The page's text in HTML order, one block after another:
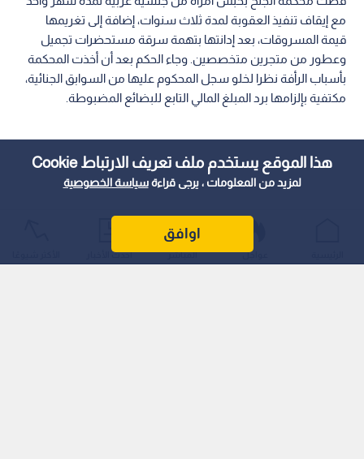
هذا الموقع يستخدم ملف تعريف الارتباط Cookie
لمزيد من المعلومات ، يرجى قراءةسياسة الخصوصية
اوافق
مع إيقاف تنفيذ العقوبة لمدة ثلاث سنوات، إضافة إلى تغريمها
قيمة المسروقات، بعد إدانتها بتهمة سرقة مستحضرات تجميل
وعطور من متجرين متخصصين. وجاء الحكم بعد أن أخذت المحكمة
بأسباب الرأفة نظرا لخلو سجل المحكوم عليها من السوابق الجنائية،
مكتفية بإلزامها برد المبلغ المالي التابع للبضائع المضبوطة.
عواجل المباشر أحدث الأخبار